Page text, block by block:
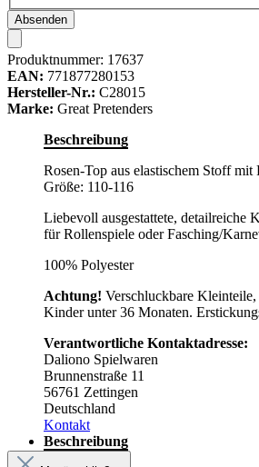
Absenden
Produktnummer: 17637
EAN: 771877280153
Hersteller-Nr.: C28015
Marke: Great Pretenders
Beschreibung
Rosen-Top aus elastischem Stoff mit
Größe: 110-116
Liebevoll ausgestattete, detailreiche
für Rollenspiele oder Fasching/
100% Polyester
Achtung! Verschluckbare
Kinder unter 36 Monaten.
Verantwortliche Kontaktadresse:
Daliono Spielwaren
Brunnenstraße 11
56761 Zettingen
Deutschland
Kontakt
Beschreibung